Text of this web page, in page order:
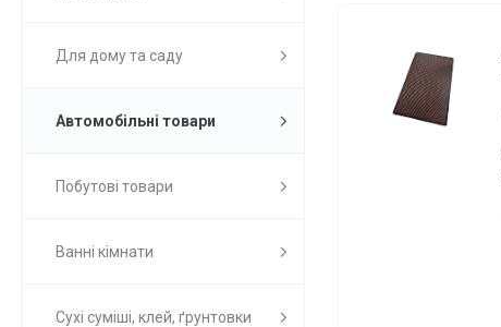
Для дому та саду
Автомобільні товари
Побутові товари
Ванні кімнати
Сухі суміші, клей, ґрунтовки